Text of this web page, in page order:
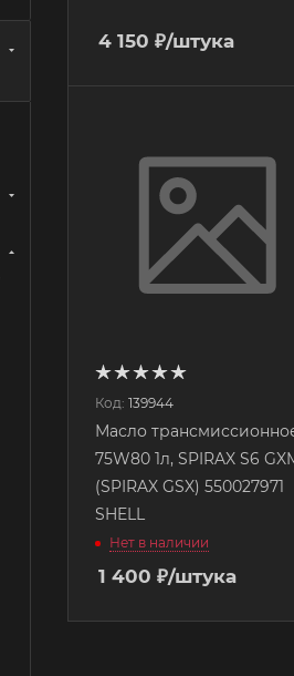
4 150 ₽/штука
Код: 139944
Масло
75W80 1л, SPIRAX S6
(SPIRAX GSX) 550027971
SHELL
Нет в наличии
1 400 ₽/штука